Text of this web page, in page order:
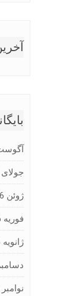
آگوست
جولای 2026
ژوئن 2026
فوریه 2026
ژانویه 2026
دسامبر
نوامبر 2025